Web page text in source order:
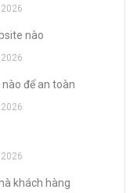
nào
để an toàn
khách hàng